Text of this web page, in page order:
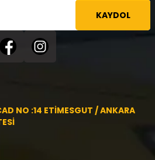
KAYDOL
NO :14 ETİMESGUT / ANKARA